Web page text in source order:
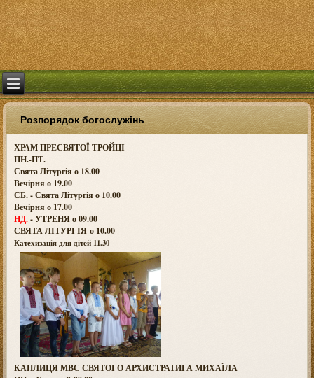
Розпорядок богослужінь
ХРАМ ПРЕСВЯТОЇ ТРОЙЦІ
ПН.-ПТ.
Свята Літургія о 18.00
Вечірня о 19.00
СБ. - Свята Літургія о 10.00
Вечірня о 17.00
НД.- УТРЕНЯ о 09.00
СВЯТА ЛІТУРГІЯ о 10.00
Катехизація для дітей 11.30
КАПЛИЦЯ МВС СВЯТОГО АРХИСТРАТИГА МИХАЇЛА